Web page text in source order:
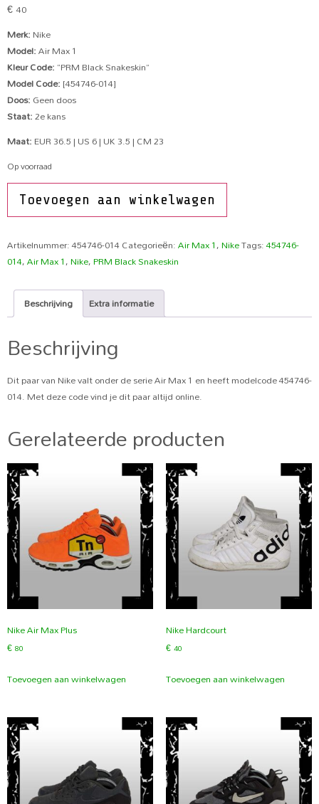
€40
Merk:Nike
Model:Air Max 1
Kleur Code:“PRM Black Snakeskin”
Model Code:[454746-014]
Doos:Geen doos
Staat:2e kans
Maat:EUR 36.5 | US 6 | UK 3.5 | CM 23
Op voorraad
Toevoegen aan winkelwagen
Artikelnummer:454746-014Categorieën:Air Max 1,NikeTags:454746-
014,Air Max 1,Nike,PRM Black Snakeskin
Beschrijving Extra informatie
Beschrijving
Dit paar van Nike valt onder de serie Air Max 1 en heeft modelcode 454746-
014. Met deze code vind je dit paar altijd online.
Gerelateerde producten
Nike Air Max Plus
€80
Toevoegen aan winkelwagen
Nike Hardcourt
€40
Toevoegen aan winkelwagen